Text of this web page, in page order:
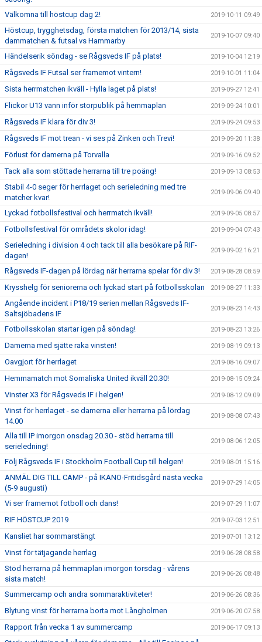
Välkomna till höstcup dag 2! 2019-10-11 09:49
Höstcup, trygghetsdag, första matchen för 2013/14, sista
dammatchen & futsal vs Hammarby
2019-10-07 09:40
Händelserik söndag - se Rågsveds IF på plats! 2019-10-04 12:19
Rågsveds IF Futsal ser framemot vintern! 2019-10-01 11:04
Sista herrmatchen ikväll - Hylla laget på plats! 2019-09-27 12:41
Flickor U13 vann inför storpublik på hemmaplan 2019-09-24 10:01
Rågsveds IF klara för div 3! 2019-09-24 09:53
Rågsveds IF mot trean - vi ses på Zinken och Trevi! 2019-09-20 11:38
Förlust för damerna på Torvalla 2019-09-16 09:52
Tack alla som stöttade herrarna till tre poäng! 2019-09-13 08:53
Stabil 4-0 seger för herrlaget och serieledning med tre
matcher kvar!
2019-09-06 09:40
Lyckad fotbollsfestival och herrmatch ikväll! 2019-09-05 08:57
Fotbollsfestival för områdets skolor idag! 2019-09-04 07:43
Serieledning i division 4 och tack till alla besökare på RIF-
dagen!
2019-09-02 16:21
Rågsveds IF-dagen på lördag när herrarna spelar för div 3! 2019-08-28 08:59
Krysshelg för seniorerna och lyckad start på fotbollsskolan 2019-08-27 11:33
Angående incident i P18/19 serien mellan Rågsveds IF-
Saltsjöbadens IF
2019-08-23 14:43
Fotbollsskolan startar igen på söndag! 2019-08-23 13:26
Damerna med sjätte raka vinsten! 2019-08-19 09:13
Oavgjort för herrlaget 2019-08-16 09:07
Hemmamatch mot Somaliska United ikväll 20.30! 2019-08-15 09:24
Vinster X3 för Rågsveds IF i helgen! 2019-08-12 09:09
Vinst för herrlaget - se damerna eller herrarna på lördag
14.00
2019-08-08 07:43
Alla till IP imorgon onsdag 20.30 - stöd herrarna till
serieledning!
2019-08-06 12:05
Följ Rågsveds IF i Stockholm Football Cup till helgen! 2019-08-01 15:16
ANMÄL DIG TILL CAMP - på IKANO-Fritidsgård nästa vecka
(5-9 augusti)
2019-07-29 14:05
Vi ser framemot fotboll och dans! 2019-07-29 11:07
RIF HÖSTCUP 2019 2019-07-03 12:51
Kansliet har sommarstängt 2019-07-01 13:12
Vinst för tätjagande herrlag 2019-06-28 08:58
Stöd herrarna på hemmaplan imorgon torsdag - vårens
sista match!
2019-06-26 08:48
Summercamp och andra sommaraktiviteter! 2019-06-26 08:36
Blytung vinst för herrarna borta mot Långholmen 2019-06-20 07:58
Rapport från vecka 1 av summercamp 2019-06-17 09:13